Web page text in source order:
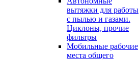
вытяжки для работы
с пылью и газами.
Циклоны, прочие
фильтры
Мобильные рабочие
места общего